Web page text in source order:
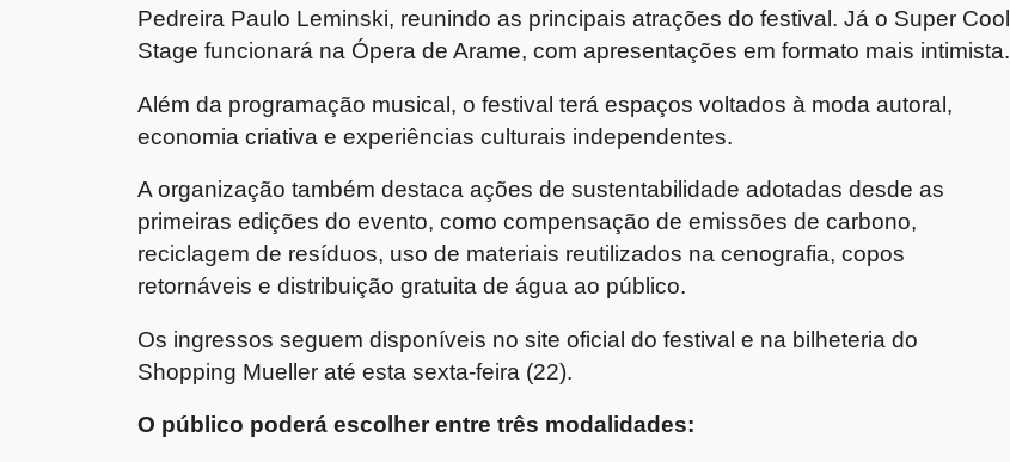
Pedreira Paulo Leminski, reunindo as principais atrações do festival. Já o Super Cool
Stage funcionará na Ópera de Arame, com apresentações em formato mais intimista.
Além da programação musical, o festival terá espaços voltados à moda autoral,
economia criativa e experiências culturais independentes.
A organização também destaca ações de sustentabilidade adotadas desde as
primeiras edições do evento, como compensação de emissões de carbono,
reciclagem de resíduos, uso de materiais reutilizados na cenografia, copos
retornáveis e distribuição gratuita de água ao público.
Os ingressos seguem disponíveis no site oficial do festival e na bilheteria do
Shopping Mueller até esta sexta-feira (22).
O público poderá escolher entre três modalidades: